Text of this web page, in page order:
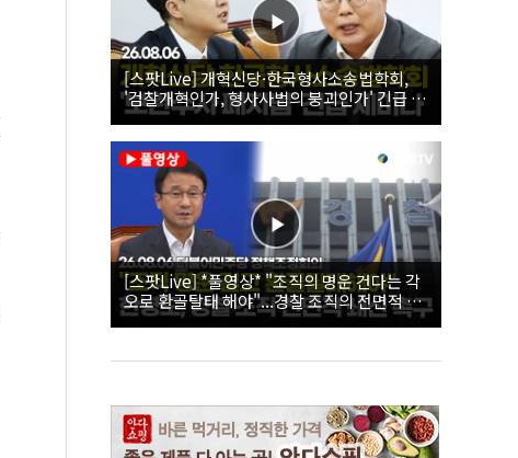
[스팟Live] 개혁신당·한국형사소송법학회,
'검찰개혁인가, 형사사법의 붕괴인가' 긴급 세
미나｜26.08.06
[스팟Live] *풀영상* "조직의 명운 건다는 각
오로 환골탈태 해야"...경찰 조직의 전면적 쇄
신 촉구한 한병도 | 26.08.06 더불어민주당 정